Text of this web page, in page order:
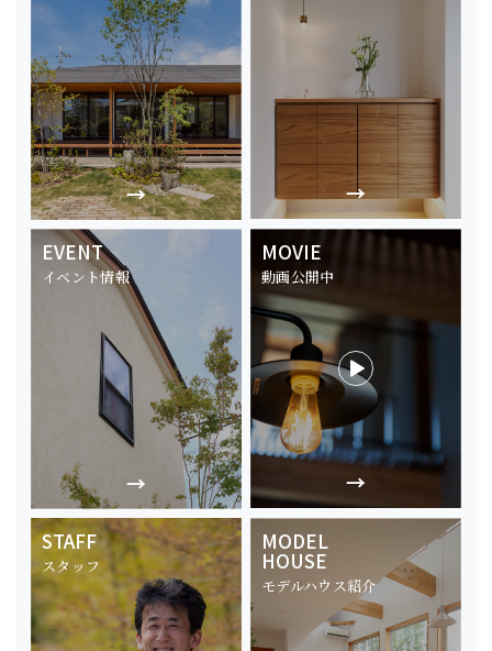
EVENT
イベント情報
MOVIE
動画公開中
STAFF
スタッフ
MODEL
HOUSE
モデルハウス紹介